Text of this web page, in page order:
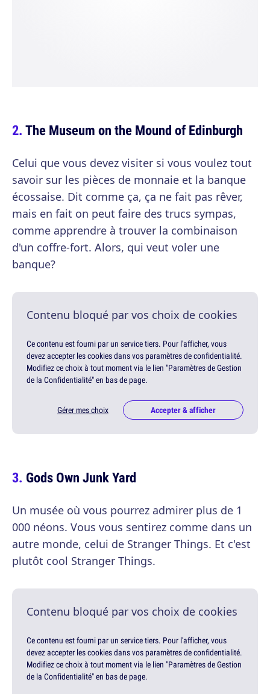
The Museum on the Mound of Edinburgh
Celui que vous devez visiter si vous voulez tout
savoir sur les pièces de monnaie et la banque
écossaise. Dit comme ça, ça ne fait pas rêver,
mais en fait on peut faire des trucs sympas,
comme apprendre à trouver la combinaison
d'un coffre-fort. Alors, qui veut voler une
banque?
Contenu bloqué par vos choix de cookies
Ce contenu est fourni par un service tiers. Pour l'afficher, vous
devez accepter les cookies dans vos paramètres de confidentialité.
Modifiez ce choix à tout moment via le lien "Paramètres de Gestion
de la Confidentialité" en bas de page.
Gérer mes choix Accepter & afficher
Gods Own Junk Yard
Un musée où vous pourrez admirer plus de 1
000 néons. Vous vous sentirez comme dans un
autre monde, celui de Stranger Things. Et c'est
plutôt cool Stranger Things.
Contenu bloqué par vos choix de cookies
Ce contenu est fourni par un service tiers. Pour l'afficher, vous
devez accepter les cookies dans vos paramètres de confidentialité.
Modifiez ce choix à tout moment via le lien "Paramètres de Gestion
de la Confidentialité" en bas de page.